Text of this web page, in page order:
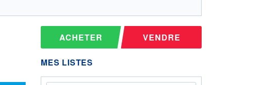
ACHETER VENDRE
MES LISTES